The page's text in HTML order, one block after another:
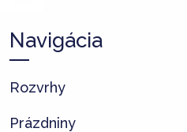
Navigácia
Rozvrhy
Prázdniny